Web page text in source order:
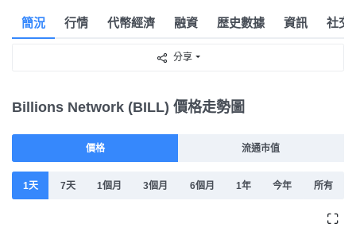
簡況 行情 代幣經濟 融資 歴史數據 資訊 社交
分享
Billions Network (BILL) 價格走勢圖
價格 流通市值
1天 7天 1個月 3個月 6個月 1年 今年 所有